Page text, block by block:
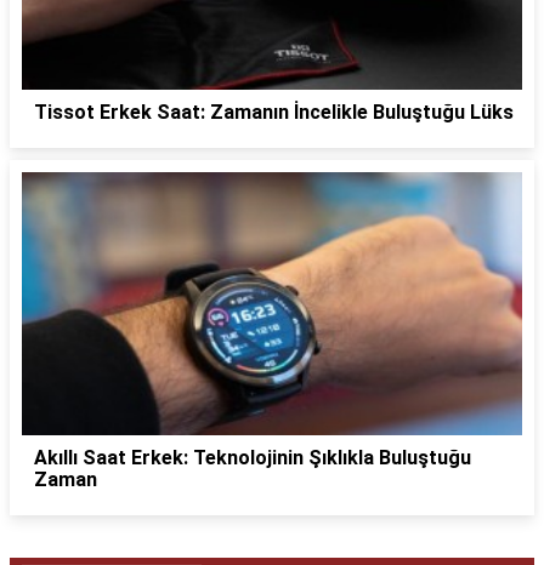
Tissot Erkek Saat: Zamanın İncelikle Buluştuğu Lüks
Akıllı Saat Erkek: Teknolojinin Şıklıkla Buluştuğu
Zaman